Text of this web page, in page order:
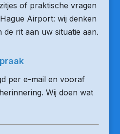
of praktische vragen
Airport: wij denken
de rit aan uw situatie aan.
per e-mail en vooraf
Wij doen wat